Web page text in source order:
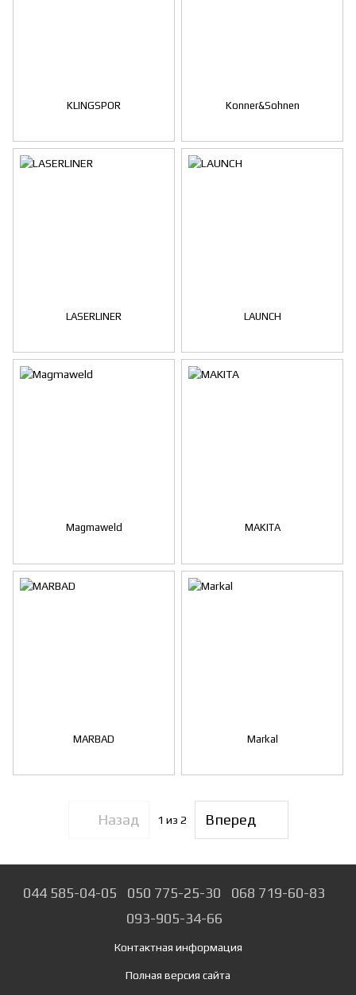
KLINGSPOR Konner&Sohnen
LASERLINER LAUNCH
Magmaweld MAKITA
MARBAD Markal
Назад 1 из 2 Вперед
044 585-04-05 050 775-25-30
068 719-60-83
093-905-34-66
Контактная информация
Полная версия сайта